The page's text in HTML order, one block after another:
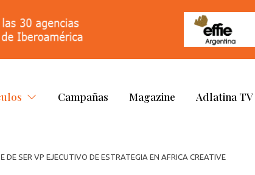
Campañas Magazine Adlatina TV
DE SER VP EJECUTIVO DE ESTRATEGIA EN AFRICA CREATIVE